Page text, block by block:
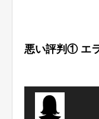
悪い評判① エ